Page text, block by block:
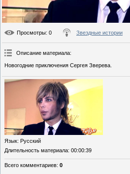
Просмотры: 0 Звездные истории
Описание материала:
Новогодние приключения Сергея Зверева.
Язык: Русский
Длительность материала: 00:00:39
Всего комментариев: 0